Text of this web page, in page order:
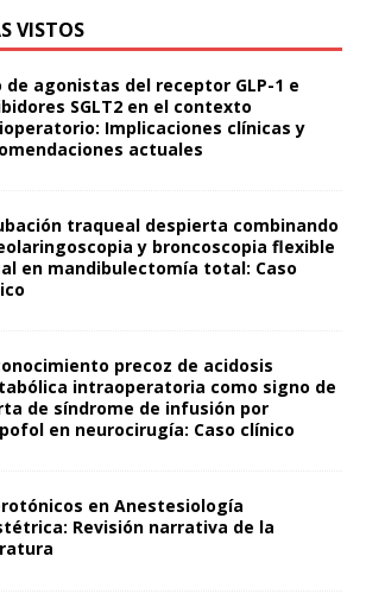
VISTOS
de agonistas del receptor GLP-1 e
SGLT2 en el contexto
Implicaciones clínicas y
actuales
traqueal despierta combinando
y broncoscopia flexible
en mandibulectomía total: Caso
precoz de acidosis
intraoperatoria como signo de
de síndrome de infusión por
en neurocirugía: Caso clínico
en Anestesiología
Revisión narrativa de la